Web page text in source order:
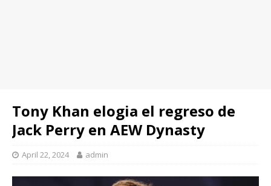
Tony Khan elogia el regreso de
Jack Perry en AEW Dynasty
April 22, 2024 admin